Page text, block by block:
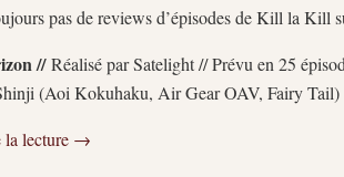
pas de reviews d’épisodes de Kill la Kill
//Réalisé par Satelight // Prévu en 25
(Aoi Kokuhaku, Air Gear OAV, Fairy Tail)
lecture →